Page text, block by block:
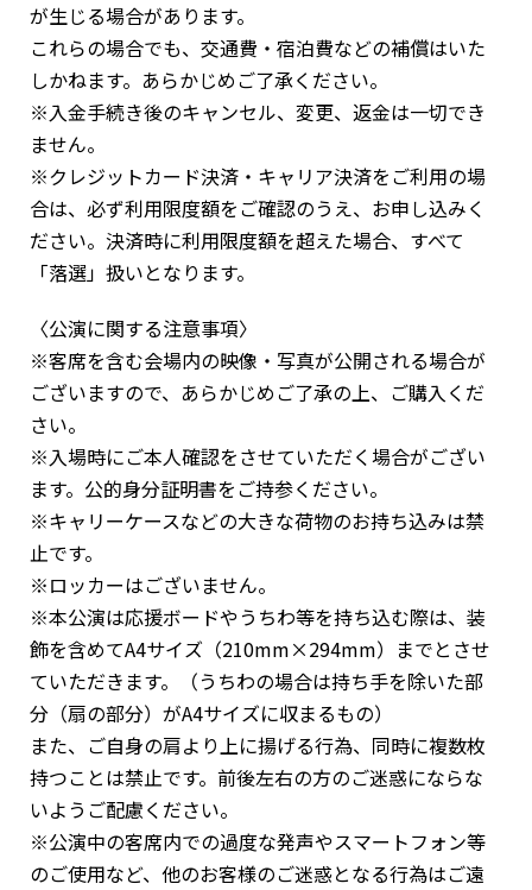
が生じる場合があります。
これらの場合でも、交通費・宿泊費などの補償はいた
しかねます。あらかじめご了承ください。
※入金手続き後のキャンセル、変更、返金は一切でき
ません。
※クレジットカード決済・キャリア決済をご利用の場
合は、必ず利用限度額をご確認のうえ、お申し込みく
ださい。決済時に利用限度額を超えた場合、すべて
「落選」扱いとなります。
〈公演に関する注意事項〉
※客席を含む会場内の映像・写真が公開される場合が
ございますので、あらかじめご了承の上、ご購入くだ
さい。
※入場時にご本人確認をさせていただく場合がござい
ます。公的身分証明書をご持参ください。
※キャリーケースなどの大きな荷物のお持ち込みは禁
止です。
※ロッカーはございません。
※本公演は応援ボードやうちわ等を持ち込む際は、装
飾を含めてA4サイズ（210mm×294mm）までとさせ
ていただきます。（うちわの場合は持ち手を除いた部
分（扇の部分）がA4サイズに収まるもの）
また、ご自身の肩より上に揚げる行為、同時に複数枚
持つことは禁止です。前後左右の方のご迷惑にならな
いようご配慮ください。
※公演中の客席内での過度な発声やスマートフォン等
のご使用など、他のお客様のご迷惑となる行為はご遠